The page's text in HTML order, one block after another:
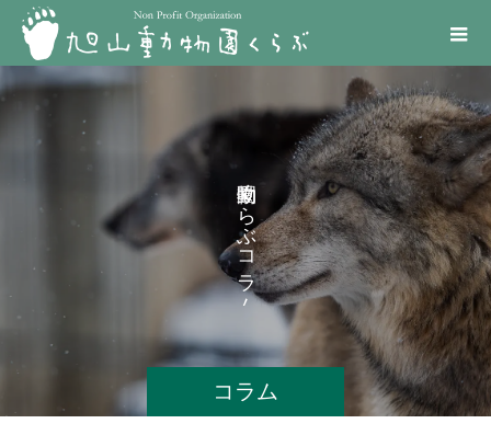
コラム
く
ら
ぶ
コ
ラ
ム